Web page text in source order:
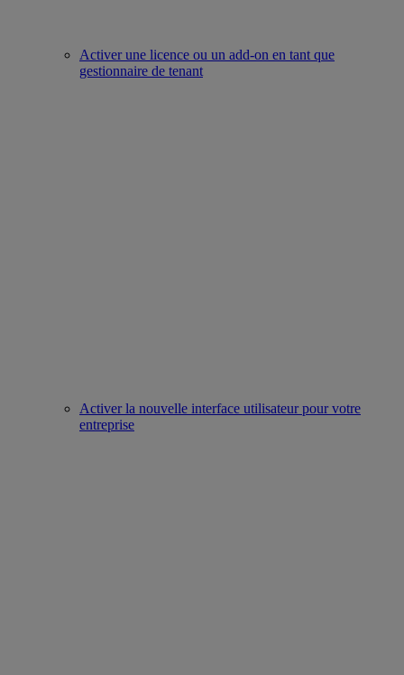
Activer une licence ou un add-on en tant que
gestionnaire de tenant
Activer la nouvelle interface utilisateur pour votre
entreprise